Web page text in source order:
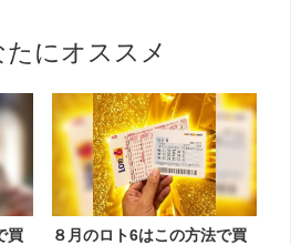
たにオススメ
買
８月のロト6はこの方法で買